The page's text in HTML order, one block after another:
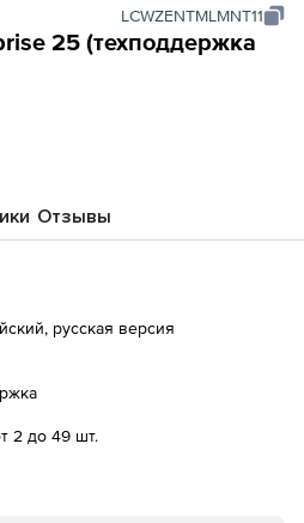
LCWZENTMLMNT11
25 (техподдержка
Отзывы
русская версия
2 до 49 шт.